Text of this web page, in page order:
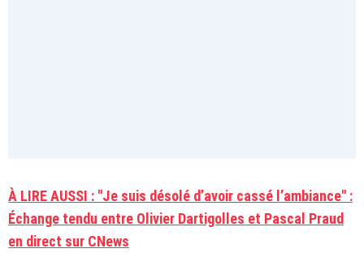
À LIRE AUSSI : "Je suis désolé d’avoir cassé l’ambiance" :
Échange tendu entre Olivier Dartigolles et Pascal Praud
en direct sur CNews